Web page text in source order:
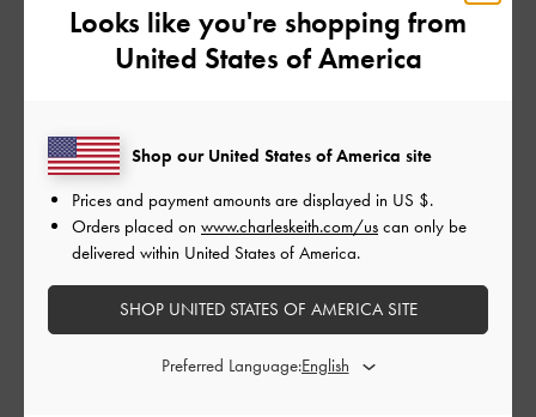
はめちゃくちゃ良いです！
37/23.5cm |カラー: ブラック系
とてもよかった
品質
とてもよかった
もっと見る
Looks like you're shopping from
United States of America
Shop our United States of America site
Prices and payment amounts are displayed in US $.
Orders placed on www.charleskeith.com/us can only be
delivered within United States of America.
SHOP UNITED STATES OF AMERICA SITE
Preferred Language: